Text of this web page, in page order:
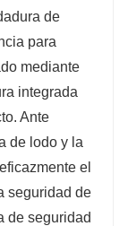
de
para
mediante
integrada
Ante
de lodo y la
el
seguridad de
de seguridad